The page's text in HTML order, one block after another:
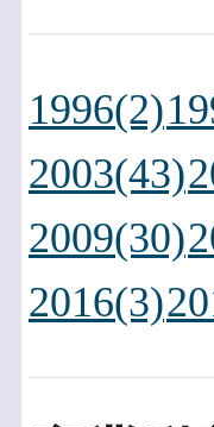
1996(2)
2003(43)
2009(30)
2016(3)